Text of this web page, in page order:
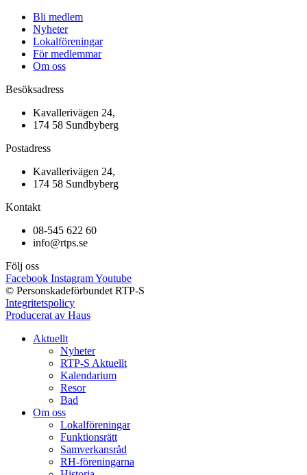
Bli medlem
Nyheter
Lokalföreningar
För medlemmar
Om oss
Besöksadress
Kavallerivägen 24,
174 58 Sundbyberg
Postadress
Kavallerivägen 24,
174 58 Sundbyberg
Kontakt
08-545 622 60
info@rtps.se
Följ oss
Facebook InstagramYoutube
© Personskadeförbundet RTP-S
Integritetspolicy
Producerat av Haus
Aktuellt
Nyheter
RTP-S Aktuellt
Kalendarium
Resor
Bad
Om oss
Lokalföreningar
Funktionsrätt
Samverkansråd
RH-föreningarna